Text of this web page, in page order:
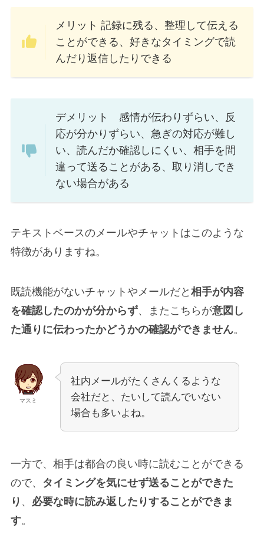
メリット 記録に残る、整理して伝える
ことができる、好きなタイミングで読
んだり返信したりできる
デメリット 感情が伝わりずらい、反
応が分かりずらい、急ぎの対応が難し
い、読んだか確認しにくい、相手を間
違って送ることがある、取り消しでき
ない場合がある
テキストベースのメールやチャットはこのような
特徴がありますね。
既読機能がないチャットやメールだと 相手が内容
を確認したのかが分からず、またこちらが意図し
た通りに伝わったかどうかの確認ができません。
マスミ
社内メールがたくさんくるような
会社だと、たいして読んでいない
場合も多いよね。
一方で、相手は都合の良い時に読むことができる
ので、
タイミングを気にせず送ることができた
り 、 必要な時に読み返したりすることができま
す。